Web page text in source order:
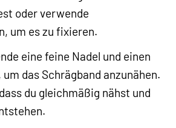
oder verwende
um es zu fixieren.
eine feine Nadel und einen
das Schrägband anzunähen.
du gleichmäßig nähst und